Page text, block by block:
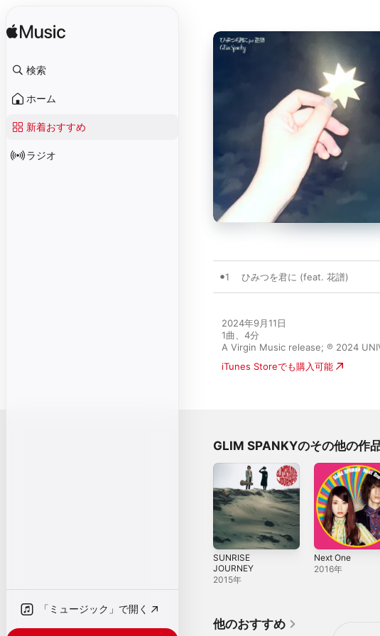
検索
ホーム
新着おすすめ
ラジオ
「ミュージック」で開く
1 ひみつを君に (feat. 花譜)
2024年9月11日
1曲、4分
A Virgin Music release; ℗ 2024
iTunes Storeでも購入可能
GLIM SPANKYのその他の作
SUNRISE
JOURNEY
2015年
Next One
2016年
他のおすすめ